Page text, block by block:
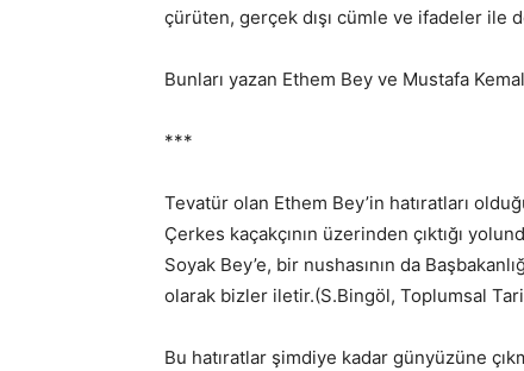
çürüten, gerçek dışı cümle ve ifadeler ile
Bunları yazan Ethem Bey ve Mustafa
***
Tevatür olan Ethem Bey’in hatıratları
Çerkes kaçakçının üzerinden çıktığı
Soyak Bey’e, bir nushasının da
olarak bizler iletir.(S.Bingöl, Toplumsal
Bu hatıratlar şimdiye kadar günyüzüne